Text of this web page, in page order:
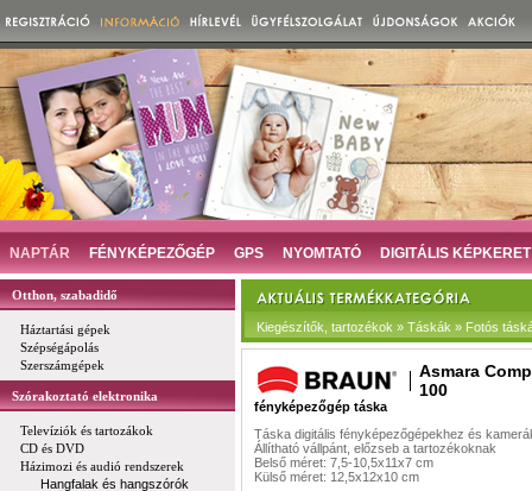
NAPTÁR FÉNYKÉPEZŐGÉP GPS NYOMTATÓ DIGITÁLIS KÉPKERET
Otthon, szabadidő
Háztartási gépek
Szépségápolás
Szerszámgépek
Szórakoztató elektronika
Televíziók és tartozákok
CD és DVD
Házimozi és audió rendszerek
Hangfalak és hangszórók
Kiegészítők, tartozékok » Táskák » Fotós
Asmara
100
fényképezőgép táska
Táska digitális fényképezőgépekhez és
Állítható vállpánt, előzseb a tartozékoknak
Belső méret: 7,5-10,5x11x7 cm
Külső méret: 12,5x12x10 cm